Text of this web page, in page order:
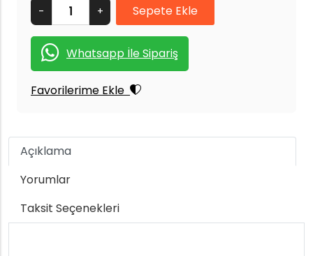
- +
Whatsapp İle Sipariş
Favorilerime Ekle
Açıklama
Yorumlar
Taksit Seçenekleri